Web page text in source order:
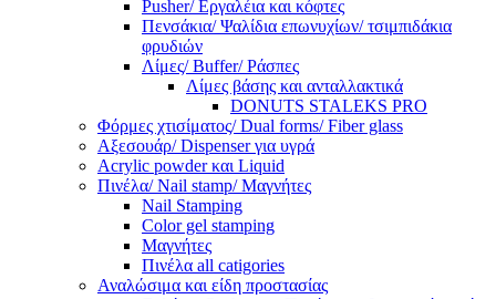
Pusher/ Εργαλέια και κόφτες
Πενσάκια/ Ψαλίδια επωνυχίων/ τσιμπιδάκια
φρυδιών
Λίμες/ Buffer/ Ράσπες
Λίμες βάσης και ανταλλακτικά
DONUTS STALEKS PRO
Φόρμες χτισίματος/ Dual forms/ Fiber glass
Αξεσουάρ/ Dispenser για υγρά
Acrylic powder και Liquid
Πινέλα/ Nail stamp/ Μαγνήτες
Nail Stamping
Color gel stamping
Μαγνήτες
Πινέλα all catigories
Αναλώσιμα και είδη προστασίας